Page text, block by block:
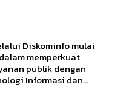
Diskominfo mulai
memperkuat
publik dengan
Informasi dan...